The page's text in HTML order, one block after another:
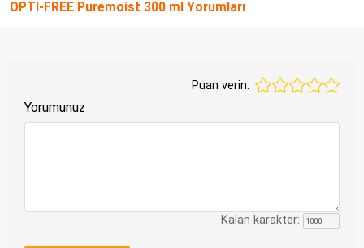
OPTI-FREE Puremoist 300 ml Yorumları
Puan verin:
Yorumunuz
Kalan karakter: